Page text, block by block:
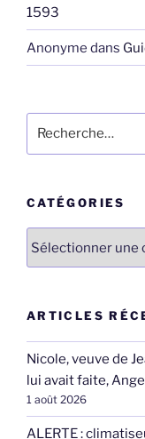
1593
Anonyme dans
pour
CATÉGORIES
ARTICLES
Nicole, veuve de
lui avait faite,
1 août 2026
ALERTE :